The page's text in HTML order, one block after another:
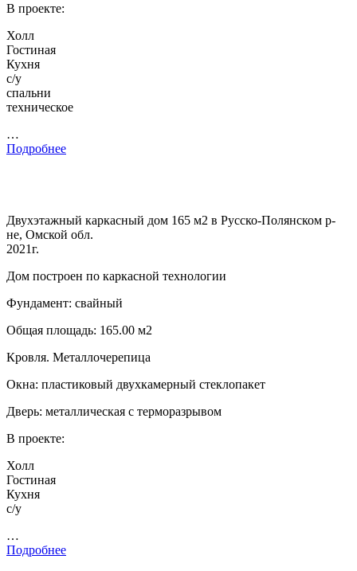
В проекте:
Холл
Гостиная
Кухня
с/у
спальни
техническое
…
Подробнее
Двухэтажный каркасный дом 165 м2 в Русско-Полянском р-
не, Омской обл.
2021г.
Дом построен по каркасной технологии
Фундамент: свайный
Общая площадь: 165.00 м2
Кровля. Металлочерепица
Окна: пластиковый двухкамерный стеклопакет
Дверь: металлическая с терморазрывом
В проекте:
Холл
Гостиная
Кухня
с/у
…
Подробнее